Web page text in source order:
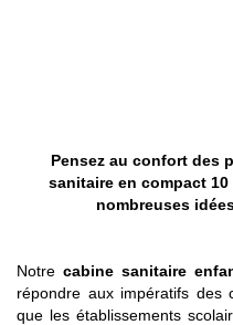
Pensez au confort des
sanitaire en compact 10
nombreuses
Notre cabine sanitaire
répondre aux impératifs des
que les établissements